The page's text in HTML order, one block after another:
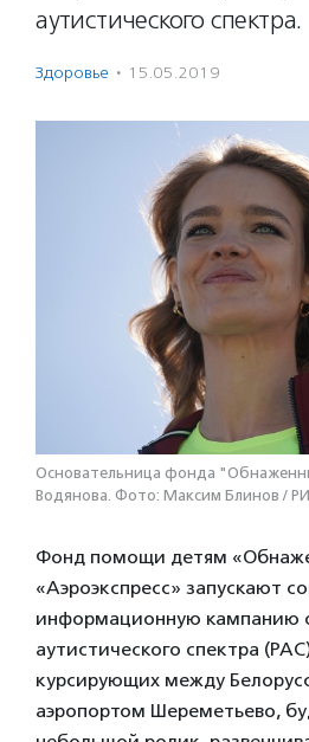
аутистического спектра.
Здоровье · 15.05.2019
Основательница фонда
Водянова. Фото: Максим Блинов /
Фонд помощи детям
«Аэроэкспресс» запускают
информационную кампанию
аутистического спектра
курсирующих между
аэропортом Шереметьево,